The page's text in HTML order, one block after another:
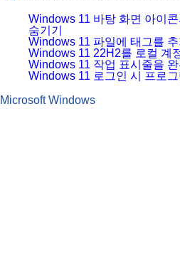
Windows 11 바탕 화면 아이
숨기기
Windows 11 파일에 태그를
Windows 11 22H2를 로컬 계
Windows 11 작업 표시줄을
Windows 11 로그인 시 프로그
Microsoft Windows